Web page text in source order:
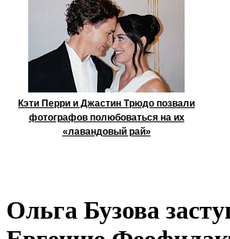
Кэти Перри и Джастин Трюдо позвали
фотографов полюбоваться на их
«лавандовый рай»
Ольга Бузова